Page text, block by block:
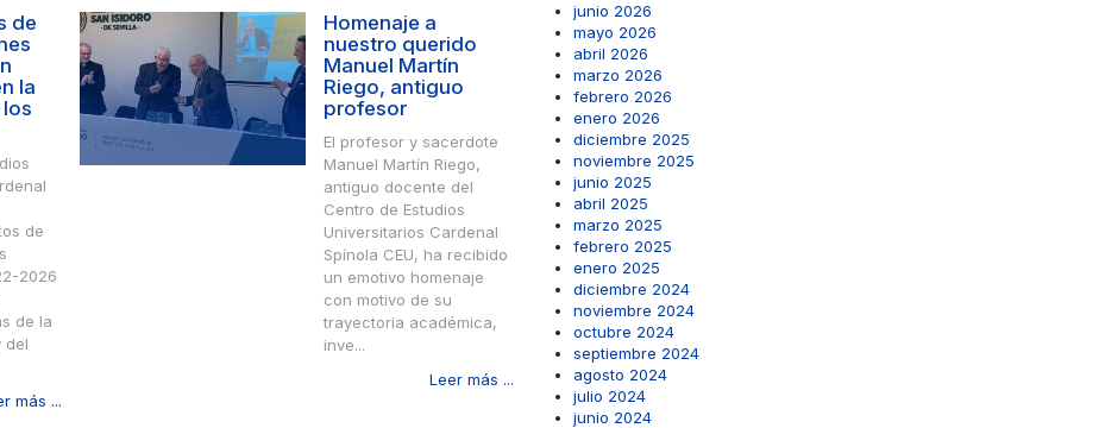
de
la
de
2026
de la
del
más ...
Homenaje a
nuestro querido
Manuel Martín
Riego, antiguo
profesor
El profesor y sacerdote
Manuel Martín Riego,
antiguo docente del
Centro de Estudios
Universitarios Cardenal
Spínola CEU, ha recibido
un emotivo homenaje
con motivo de su
trayectoria académica,
inve...
Leer más ...
junio 2026
mayo 2026
abril 2026
marzo 2026
febrero 2026
enero 2026
diciembre 2025
noviembre 2025
junio 2025
abril 2025
marzo 2025
febrero 2025
enero 2025
diciembre 2024
noviembre 2024
octubre 2024
septiembre 2024
agosto 2024
julio 2024
junio 2024